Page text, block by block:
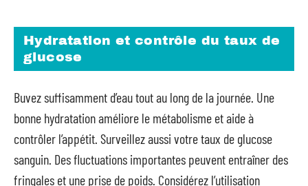
Hydratation et contrôle du taux de
glucose
Buvez suffisamment d’eau tout au long de la journée. Une
bonne hydratation améliore le métabolisme et aide à
contrôler l’appétit. Surveillez aussi votre taux de glucose
sanguin. Des fluctuations importantes peuvent entraîner des
fringales et une prise de poids. Considérez l’utilisation